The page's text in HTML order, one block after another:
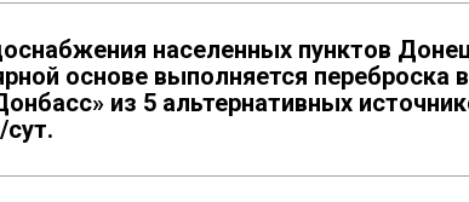
населенных пунктов
основе выполняется переброска
из 5 альтернативных